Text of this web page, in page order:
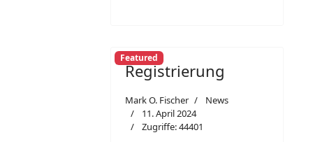
Featured
Registrierung
Mark O. Fischer
News
11. April 2024
Zugriffe: 44401